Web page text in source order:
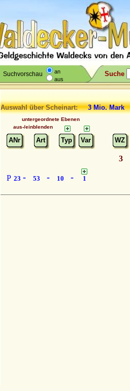
Suchvorschau
an
aus
Suche
Auswahl über Scheinart:3 Mio. Mark
untergeordnete Ebenen
aus-/einblenden
ANr Art Typ Var WZ
P 23 - 53 - 10 - 1
3